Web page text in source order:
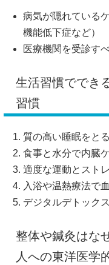
病気が隠れている
機能低下症など）
医療機関を受診す
生活習慣ででき
習慣
質の高い睡眠をとる
食事と水分で内臓
適度な運動とスト
入浴や温熱療法で
デジタルデトック
整体や鍼灸はな
人への東洋医学